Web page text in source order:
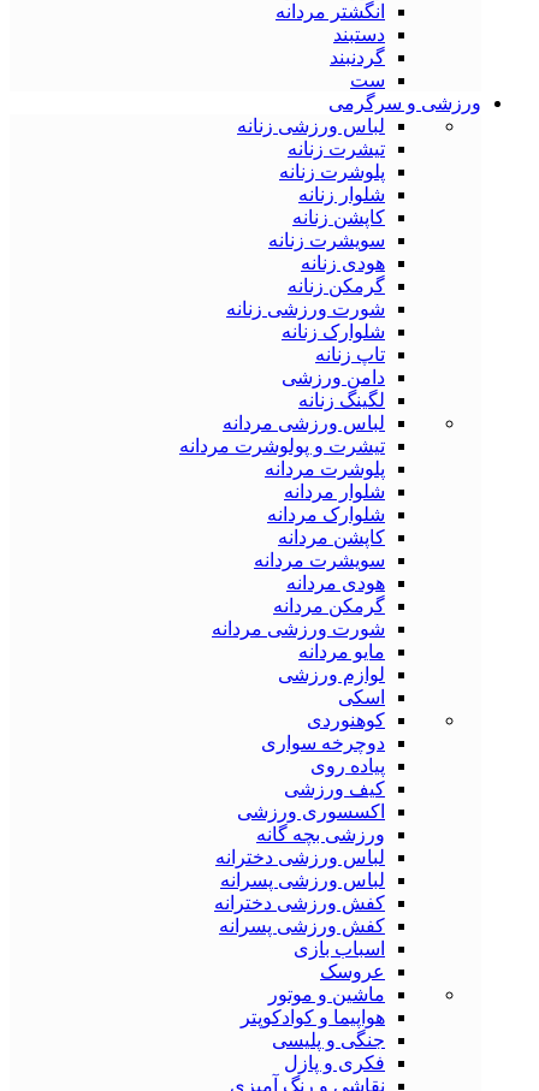
انگشتر مردانه
دستبند
گردنبند
ست
ورزشی و سرگرمی
لباس ورزشی زنانه
تیشرت زنانه
پلوشرت زنانه
شلوار زنانه
کاپشن زنانه
سویشرت زنانه
هودی زنانه
گرمکن زنانه
شورت ورزشی زنانه
شلوارک زنانه
تاپ زنانه
دامن ورزشی
لگینگ زنانه
لباس ورزشی مردانه
تیشرت و پولوشرت مردانه
پلوشرت مردانه
شلوار مردانه
شلوارک مردانه
کاپشن مردانه
سویشرت مردانه
هودی مردانه
گرمکن مردانه
شورت ورزشی مردانه
مایو مردانه
لوازم ورزشی
اسکی
کوهنوردی
دوچرخه سواری
پیاده روی
کیف ورزشی
اکسسوری ورزشی
ورزشی بچه گانه
لباس ورزشی دخترانه
لباس ورزشی پسرانه
کفش ورزشی دخترانه
کفش ورزشی پسرانه
اسباب بازی
عروسک
ماشین و موتور
هواپیما و کوادکوپتر
جنگی و پلیسی
فکری و پازل
نقاشی و رنگ آمیزی